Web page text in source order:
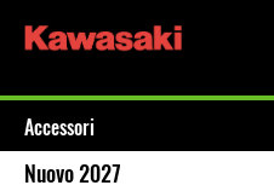
Accessori
Nuovo 2027